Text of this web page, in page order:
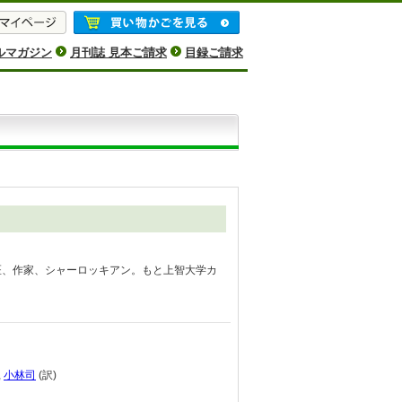
マガジン 月刊誌 見本ご請求 目録ご請求
作家、シャーロッキアン。もと上智大学カ
小林司 (訳)